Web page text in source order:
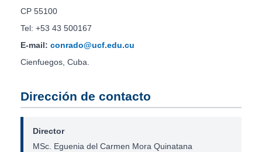
CP 55100
Tel: +53 43 500167
E-mail: conrado@ucf.edu.cu
Cienfuegos, Cuba.
Dirección de contacto
Director
MSc. Eguenia del Carmen Mora Quinatana